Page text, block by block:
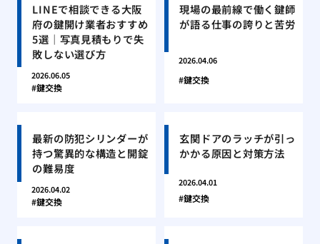
LINEで相談できる大阪
府の鍵開け業者おすすめ
5選｜写真見積もりで失
敗しない選び方
2026.06.05
鍵交換
現場の最前線で働く鍵師
が語る仕事の誇りと苦労
2026.04.06
鍵交換
最新の防犯シリンダーが
持つ驚異的な構造と開錠
の難易度
2026.04.02
鍵交換
玄関ドアのラッチが引っ
かかる原因と対策方法
2026.04.01
鍵交換